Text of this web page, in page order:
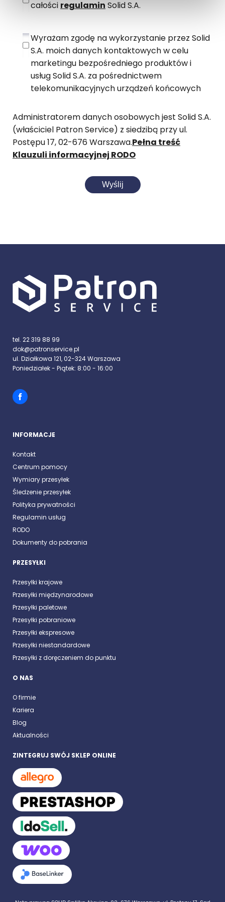
całości regulamin Solid S.A.
Wyrażam zgodę na wykorzystanie przez Solid
S.A. moich danych kontaktowych w celu
marketingu bezpośredniego produktów i
usług Solid S.A. za pośrednictwem
telekomunikacyjnych urządzeń końcowych
Administratorem danych osobowych jest Solid S.A.
(właściciel Patron Service) z siedzibą przy ul.
Postępu 17, 02-676 Warszawa.Pełna treść
Klauzuli informacyjnej RODO
tel. 22 319 88 99
dok@patronservice.pl
ul. Działkowa 121, 02-324 Warszawa
Poniedziałek - Piątek: 8:00 - 16:00
INFORMACJE
Kontakt
Centrum pomocy
Wymiary przesyłek
Śledzenie przesyłek
Polityka prywatności
Regulamin usług
RODO
Dokumenty do pobrania
PRZESYŁKI
Przesyłki krajowe
Przesyłki międzynarodowe
Przesyłki paletowe
Przesyłki pobraniowe
Przesyłki ekspresowe
Przesyłki niestandardowe
Przesyłki z doręczeniem do punktu
O NAS
O firmie
Kariera
Blog
Aktualności
ZINTEGRUJ SWÓJ SKLEP ONLINE